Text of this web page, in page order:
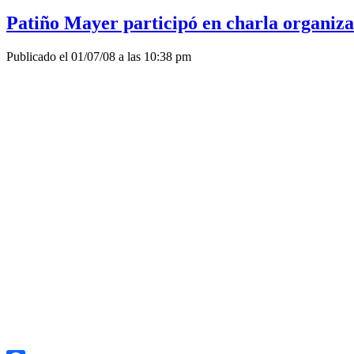
Patiño Mayer participó en charla
Publicado el 01/07/08 a las 10:38 pm